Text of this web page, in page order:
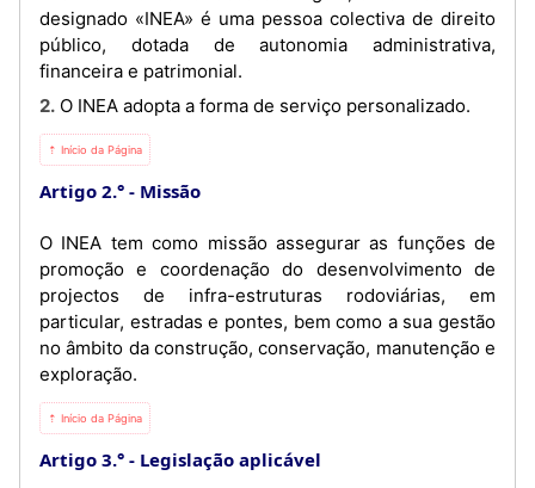
designado «INEA» é uma pessoa colectiva de direito
público, dotada de autonomia administrativa,
financeira e patrimonial.
2. O INEA adopta a forma de serviço personalizado.
⇡ Início da Página
Artigo 2.° Missão
O INEA tem como missão assegurar as funções de
promoção e coordenação do desenvolvimento de
projectos de infra-estruturas rodoviárias, em
particular, estradas e pontes, bem como a sua gestão
no âmbito da construção, conservação, manutenção e
exploração.
⇡ Início da Página
Artigo 3.° Legislação aplicável